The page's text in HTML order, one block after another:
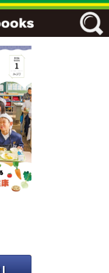
ワード
ル
ード